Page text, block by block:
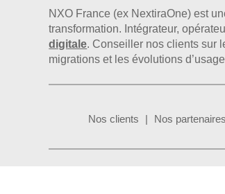
NXO France (ex NextiraOne) est
transformation. Intégrateur,
digitale. Conseiller nos clients sur
migrations et les évolutions
Nos clients
Nos partenaires